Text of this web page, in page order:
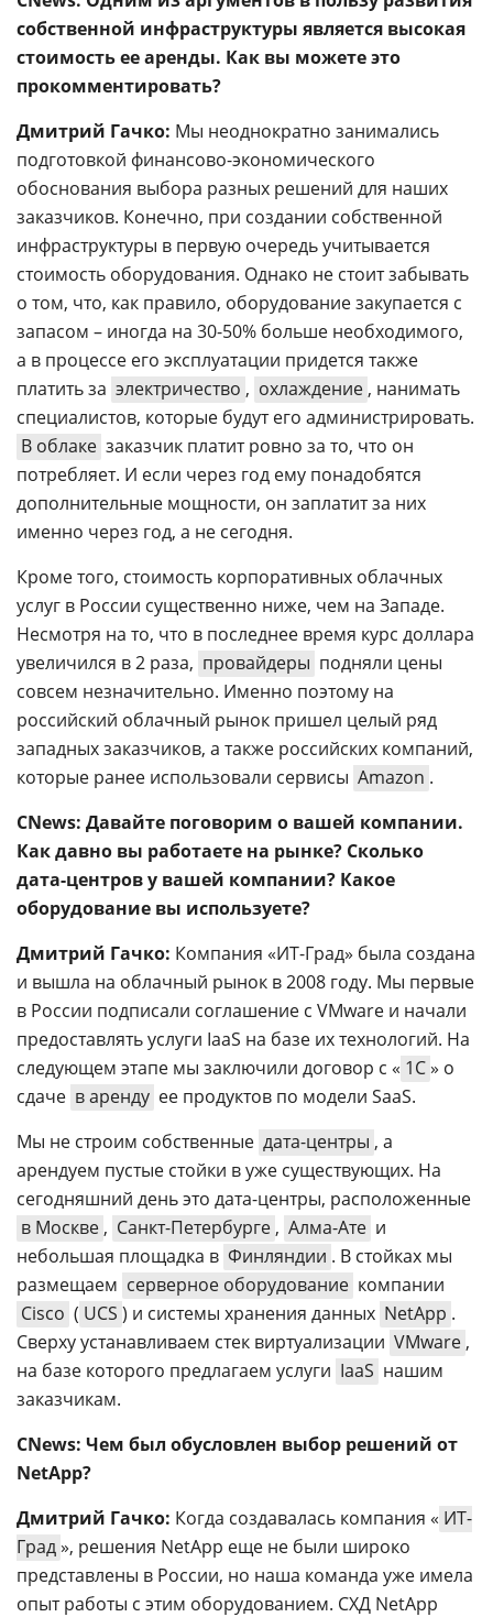
собственной инфраструктуры является высокая
стоимость ее аренды. Как вы можете это
прокомментировать?
Дмитрий Гачко: Мы неоднократно занимались
подготовкой финансово-экономического
обоснования выбора разных решений для наших
заказчиков. Конечно, при создании собственной
инфраструктуры в первую очередь учитывается
стоимость оборудования. Однако не стоит забывать
о том, что, как правило, оборудование закупается с
запасом – иногда на 30-50% больше необходимого,
а в процессе его эксплуатации придется также
платить за электричество , охлаждение , нанимать
специалистов, которые будут его администрировать.
В облаке заказчик платит ровно за то, что он
потребляет. И если через год ему понадобятся
дополнительные мощности, он заплатит за них
именно через год, а не сегодня.
Кроме того, стоимость корпоративных облачных
услуг в России существенно ниже, чем на Западе.
Несмотря на то, что в последнее время курс доллара
увеличился в 2 раза, провайдеры подняли цены
совсем незначительно. Именно поэтому на
российский облачный рынок пришел целый ряд
западных заказчиков, а также российских компаний,
которые ранее использовали сервисы Amazon .
CNews: Давайте поговорим о вашей компании.
Как давно вы работаете на рынке? Сколько
дата-центров у вашей компании? Какое
оборудование вы используете?
Дмитрий Гачко: Компания «ИТ-Град» была создана
и вышла на облачный рынок в 2008 году. Мы первые
в России подписали соглашение с VMware и начали
предоставлять услуги IaaS на базе их технологий. На
следующем этапе мы заключили договор с « 1С» о
сдаче в аренду ее продуктов по модели SaaS.
Мы не строим собственные дата-центры , а
арендуем пустые стойки в уже существующих. На
сегодняшний день это дата-центры, расположенные
в Москве , Санкт-Петербурге , Алма-Ате и
небольшая площадка в Финляндии . В стойках мы
размещаем серверное оборудование компании
Cisco ( UCS ) и системы хранения данных NetApp .
Cверху устанавливаем стек виртуализации VMware ,
на базе которого предлагаем услуги IaaS нашим
заказчикам.
CNews: Чем был обусловлен выбор решений от
NetApp?
Дмитрий Гачко: Когда создавалась компания « ИТ-
Град», решения NetApp еще не были широко
представлены в России, но наша команда уже имела
опыт работы с этим оборудованием. СХД NetApp